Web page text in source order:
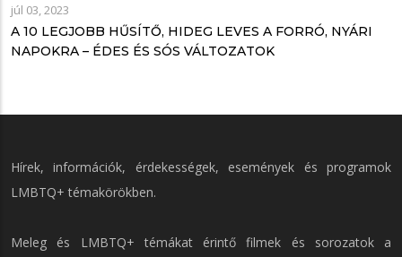
júl 03, 2023
A 10 LEGJOBB HŰSÍTŐ, HIDEG LEVES A FORRÓ, NYÁRI
NAPOKRA – ÉDES ÉS SÓS VÁLTOZATOK
Hírek, információk, érdekességek, események és programok
LMBTQ+ témakörökben.
Meleg és LMBTQ+ témákat érintő filmek és sorozatok a